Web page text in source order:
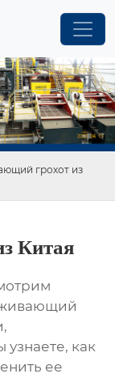
грохот из
Китая
как
ее